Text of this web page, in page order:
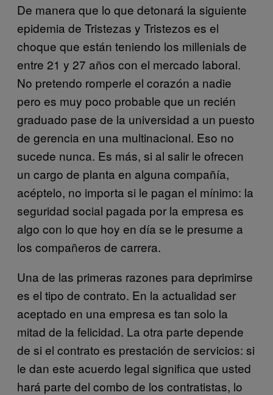
De manera que lo que detonará la siguiente
epidemia de Tristezas y Tristezos es el
choque que están teniendo los millenials de
entre 21 y 27 años con el mercado laboral.
No pretendo romperle el corazón a nadie
pero es muy poco probable que un recién
graduado pase de la universidad a un puesto
de gerencia en una multinacional. Eso no
sucede nunca. Es más, si al salir le ofrecen
un cargo de planta en alguna compañía,
acéptelo, no importa si le pagan el mínimo: la
seguridad social pagada por la empresa es
algo con lo que hoy en día se le presume a
los compañeros de carrera.
Una de las primeras razones para deprimirse
es el tipo de contrato. En la actualidad ser
aceptado en una empresa es tan solo la
mitad de la felicidad. La otra parte depende
de si el contrato es prestación de servicios: si
le dan este acuerdo legal significa que usted
hará parte del combo de los contratistas, lo